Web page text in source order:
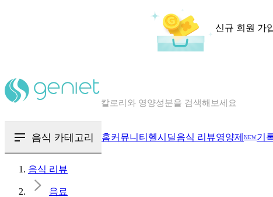
신규 회원 가
혈당 · 다이어트 음식 검색해보세요
음식 카테고리 홈커뮤니티 헬시딜음식 리뷰영양제 NEW기
음식 리뷰
음료